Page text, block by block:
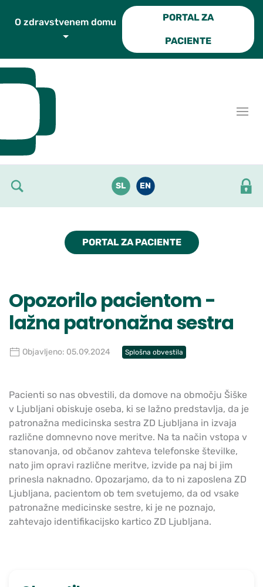
PORTAL ZA
PACIENTE
SL EN
PORTAL ZA PACIENTE
Opozorilo pacientom -
lažna patronažna sestra
Objavljeno: 05.09.2024 Splošna obvestila
Pacienti so nas obvestili, da domove na območju Šiške
v Ljubljani obiskuje oseba, ki se lažno predstavlja, da je
patronažna medicinska sestra ZD Ljubljana in izvaja
različne domnevno nove meritve. Na ta način vstopa v
stanovanja, od občanov zahteva telefonske številke,
nato jim opravi različne meritve, izvide pa naj bi jim
prinesla naknadno. Opozarjamo, da to ni zaposlena ZD
Ljubljana, pacientom ob tem svetujemo, da od vsake
patronažne medicinske sestre, ki je ne poznajo,
zahtevajo identifikacijsko kartico ZD Ljubljana.